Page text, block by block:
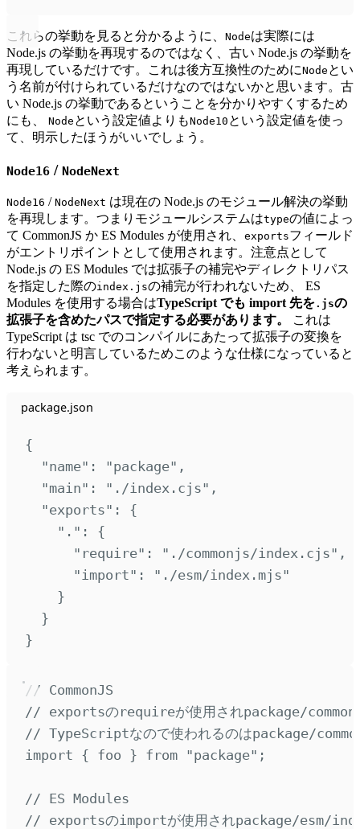
これらの挙動を見ると分かるように、 Nodeは実際には
Node.js の挙動を再現するのではなく、古い Node.js の挙動を
再現しているだけです。これは後方互換性のためにNode とい
う名前が付けられているだけなのではないかと思います。古
い Node.js の挙動であるということを分かりやすくするため
にも、 Node という設定値よりもNode10 という設定値を使っ
て、明示したほうがいいでしょう。
Node16 / NodeNext
Node16 / NodeNext は現在の Node.js のモジュール解決の挙動
を再現します。つまりモジュールシステムはtypeの値によっ
て CommonJS か ES Modules が使用され、 exportsフィールド
がエントリポイントとして使用されます。注意点として
Node.js の ES Modules では拡張子の補完やディレクトリパス
を指定した際のindex.jsの補完が行われないため、 ES
Modules を使用する場合はTypeScript でも import 先を.jsの
拡張子を含めたパスで指定する必要があります。
これは
TypeScript は tsc でのコンパイルにあたって拡張子の変換を
行わないと明言しているためこのような仕様になっていると
考えられます。
package.json
{
"name" : "package" ,
"main" : " ./index.cjs" ,
"exports" :
{
" . " :
{
" require" : " ./commonjs/index.cjs" ,
" import" : " ./esm/index.mjs"
}
}
}
// CommonJS
// exportsのrequireが使用されpackage/
// TypeScriptなので使われるのはpackage/
import { foo } from "package" ;
// ES Modules
// exportsのimportが使用されpackage/esm/